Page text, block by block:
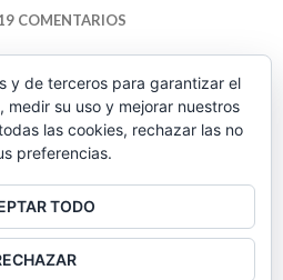
COMENTARIOS
BARRA
LATERAL
y de terceros para garantizar el
su uso y mejorar nuestros
las cookies, rechazar las no
preferencias.
TODO